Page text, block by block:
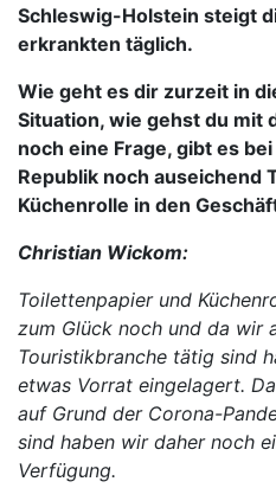
Schleswig-Holstein steigt
erkrankten täglich.
Wie geht es dir zurzeit in
Situation, wie gehst du mit
noch eine Frage, gibt es
Republik noch auseichend
Küchenrolle in den
Christian Wickom:
Toilettenpapier und
zum Glück noch und da wir
Touristikbranche tätig sind
etwas Vorrat eingelagert.
auf Grund der Corona-
sind haben wir daher noch
Verfügung.